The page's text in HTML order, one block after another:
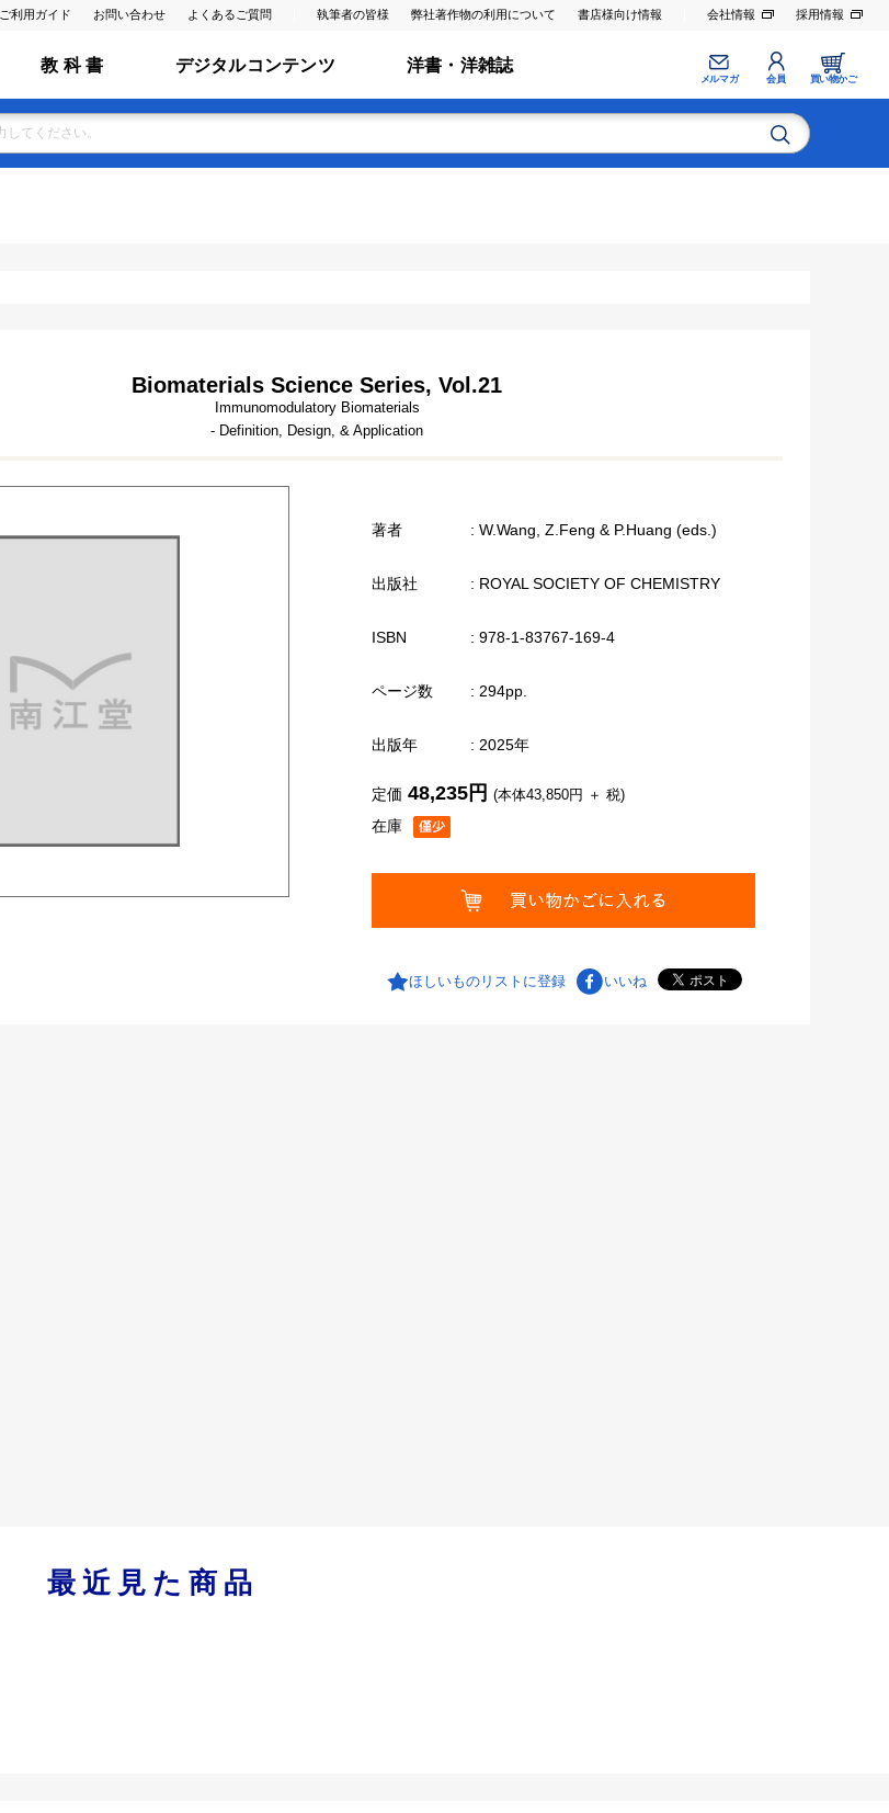
ご利用ガイド お問い合わせ よくあるご質問 執筆者の皆様 弊社著作物の利用について 書店様向け情報 会社情報 採用情報
教 科 書 デジタルコンテンツ 洋書・洋雑誌
メルマガ 会員 買い物かご
Biomaterials Science Series, Vol.21
Immunomodulatory Biomaterials
- Definition, Design, & Application
著者 : W.Wang, Z.Feng & P.Huang (eds.)
出版社 : ROYAL SOCIETY OF CHEMISTRY
ISBN : 978-1-83767-169-4
ページ数 : 294pp.
出版年 : 2025年
在庫
定価 48,235円 (本体43,850円 ＋ 税)
ほしいものリストに登録 いいね
最近見た商品